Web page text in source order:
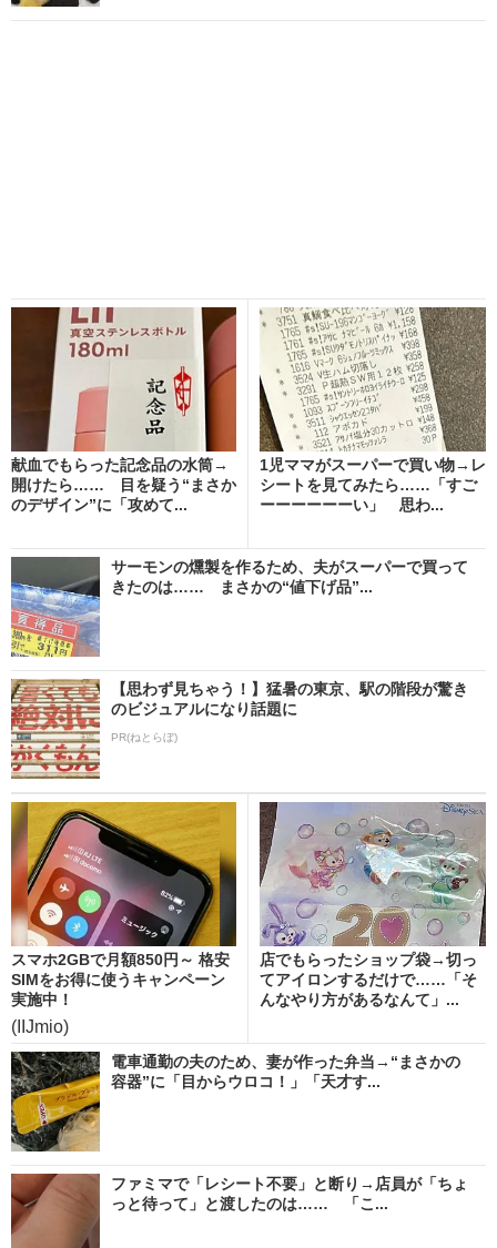
献血でもらった記念品の水筒→
開けたら…… 目を疑う“まさか
のデザイン”に「攻めて...
1児ママがスーパーで買い物→レ
シートを見てみたら……「すご
ーーーーーーい」 思わ...
サーモンの燻製を作るため、夫がスーパーで買って
きたのは…… まさかの“値下げ品”...
【思わず見ちゃう！】猛暑の東京、駅の階段が驚き
のビジュアルになり話題に
PR(ねとらぼ)
スマホ2GBで月額850円～ 格安
SIMをお得に使うキャンペーン
実施中！
(IIJmio)
店でもらったショップ袋→切っ
てアイロンするだけで……「そ
んなやり方があるなんて」...
電車通勤の夫のため、妻が作った弁当→“まさかの
容器”に「目からウロコ！」「天才す...
ファミマで「レシート不要」と断り→店員が「ちょ
っと待って」と渡したのは…… 「こ...